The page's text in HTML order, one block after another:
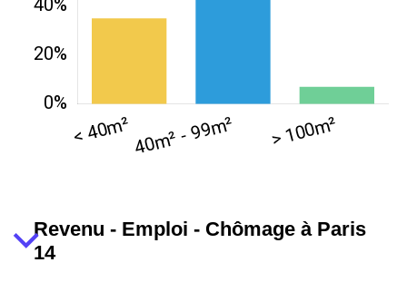
Revenu - Emploi - Chômage à Paris
14